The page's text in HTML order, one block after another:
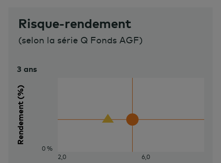
Risque-rendement
(selon la série Q Fonds AGF)
Rendement (%)
2,0 6,0
0 %
3 ans